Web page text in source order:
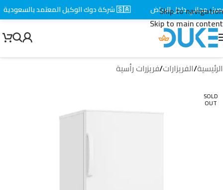
Skip to navigation
Skip to main content
الرئيسية/الفريزارات/فريزرات رأسية
SOLD
OUT
مجاني داخل الرياض 🇸🇦 شركة دوك الوكيل المعتمد بالسعودية